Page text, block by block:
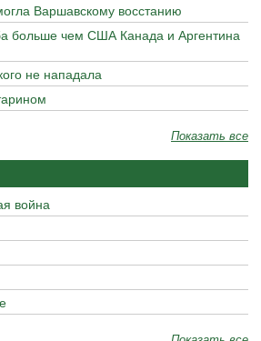
Варшавскому восстанию
больше чем США Канада и Аргентина
не нападала
Показать все
война